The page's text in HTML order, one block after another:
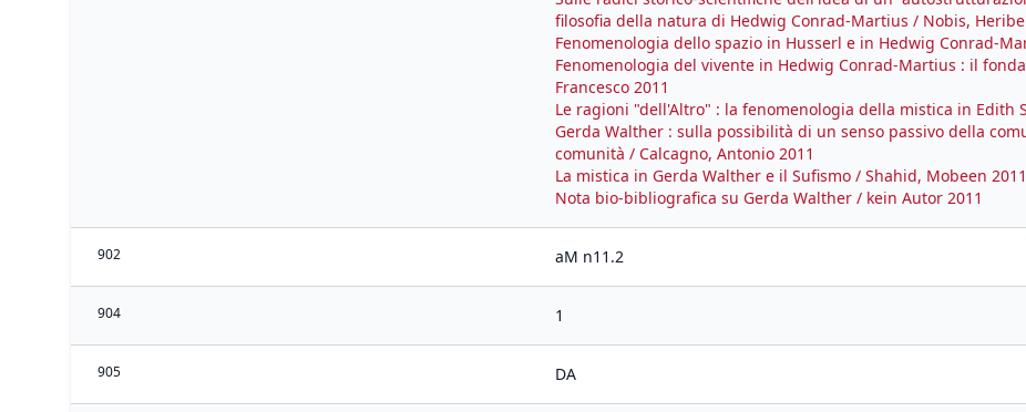
filosofia della natura di Hedwig Conrad-Martius / Nobis,
Fenomenologia dello spazio in Husserl e in Hedwig Conrad-
Fenomenologia del vivente in Hedwig Conrad-Martius : il
Francesco 2011
Le ragioni "dell'Altro" : la fenomenologia della mistica in Edith
Gerda Walther : sulla possibilità di un senso passivo della
comunità / Calcagno, Antonio 2011
La mistica in Gerda Walther e il Sufismo / Shahid, Mobeen 2011
Nota bio-bibliografica su Gerda Walther / kein Autor 2011
902 aM n11.2
904 1
905 DA